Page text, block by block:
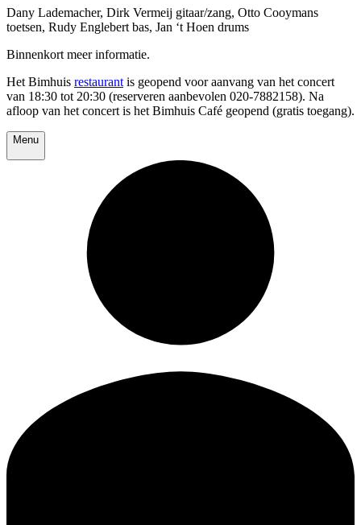
Dany Lademacher, Dirk Vermeij gitaar/zang, Otto Cooymans
toetsen, Rudy Englebert bas, Jan ‘t Hoen drums
Binnenkort meer informatie.
Het Bimhuis restaurant is geopend voor aanvang van het concert
van 18:30 tot 20:30 (reserveren aanbevolen 020-7882158). Na
afloop van het concert is het Bimhuis Café geopend (gratis toegang).
Menu